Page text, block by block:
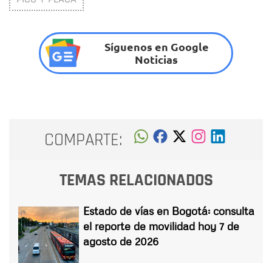
Síguenos en Google
Noticias
COMPARTE:
TEMAS RELACIONADOS
Estado de vías en Bogotá: consulta
el reporte de movilidad hoy 7 de
agosto de 2026